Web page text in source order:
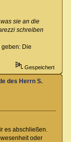
sie an die
schreiben
geben: Die
Gespeichert
des Herrn S.
es abschließen.
oder